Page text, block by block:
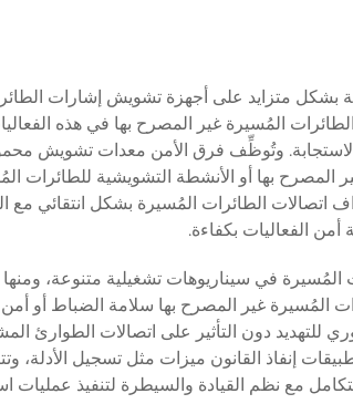
بشكل متزايد على أجهزة تشويش إشارات
المُسيرة غير المصرح بها في هذه
وتُوظِّف فرق الأمن معدات تشويش
بها أو الأنشطة التشويشية للطائرات
اتصالات الطائرات المُسيرة بشكل انتقائي
أمن الفعاليات بكفاءة.
المُسيرة في سيناريوهات تشغيلية متنوعة،
المُسيرة غير المصرح بها سلامة الضباط أو
للتهديد دون التأثير على اتصالات الطوارئ
إنفاذ القانون ميزات مثل تسجيل الأدلة،